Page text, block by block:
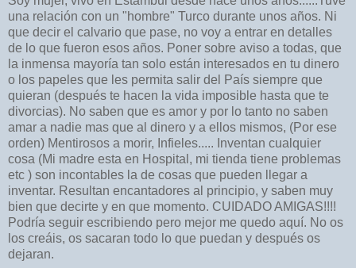
una relación con un "hombre" Turco durante unos años. Ni
que decir el calvario que pase, no voy a entrar en detalles
de lo que fueron esos años. Poner sobre aviso a todas, que
la inmensa mayoría tan solo están interesados en tu dinero
o los papeles que les permita salir del País siempre que
quieran (después te hacen la vida imposible hasta que te
divorcias). No saben que es amor y por lo tanto no saben
amar a nadie mas que al dinero y a ellos mismos, (Por ese
orden) Mentirosos a morir, Infieles..... Inventan cualquier
cosa (Mi madre esta en Hospital, mi tienda tiene problemas
etc ) son incontables la de cosas que pueden llegar a
inventar. Resultan encantadores al principio, y saben muy
bien que decirte y en que momento. CUIDADO AMIGAS!!!!
Podría seguir escribiendo pero mejor me quedo aquí. No os
los creáis, os sacaran todo lo que puedan y después os
dejaran.